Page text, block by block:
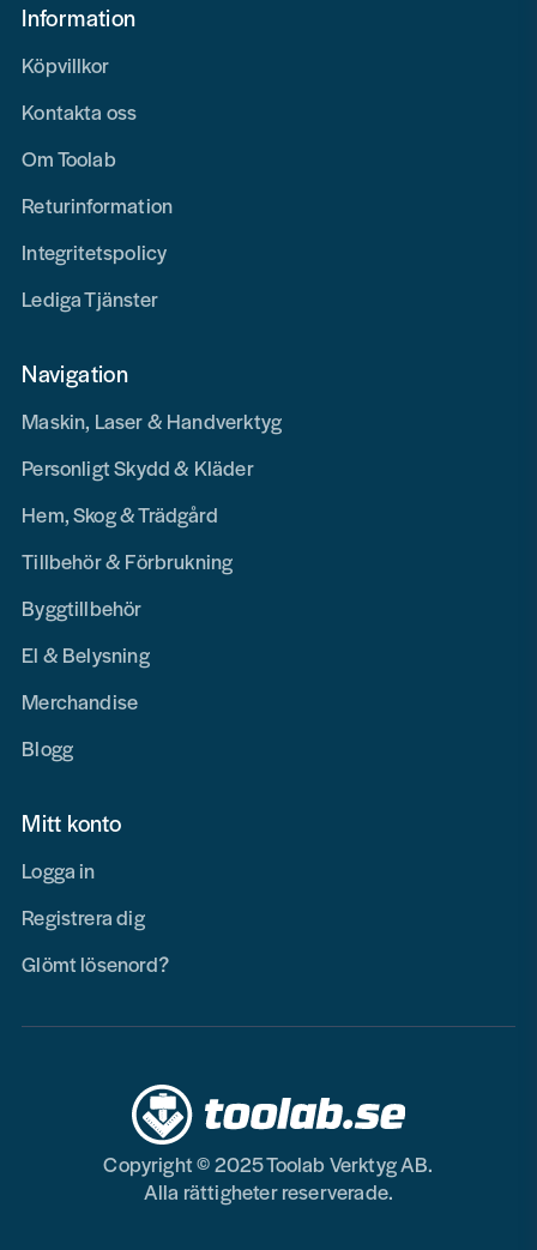
Information
Köpvillkor
Kontakta oss
Om Toolab
Returinformation
Integritetspolicy
Lediga Tjänster
Navigation
Maskin, Laser & Handverktyg
Personligt Skydd & Kläder
Hem, Skog & Trädgård
Tillbehör & Förbrukning
Byggtillbehör
El & Belysning
Merchandise
Blogg
Mitt konto
Logga in
Registrera dig
Glömt lösenord?
Copyright © 2025 Toolab Verktyg AB.
Alla rättigheter reserverade.